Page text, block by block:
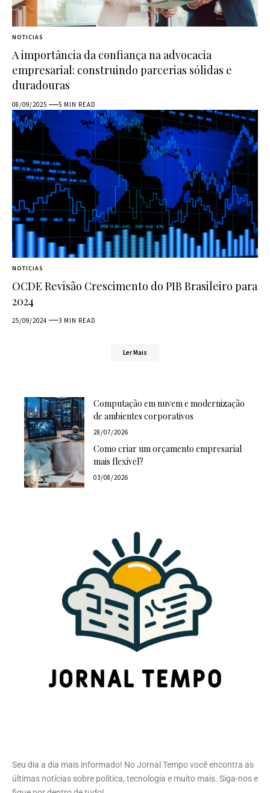
NOTICIAS
A importância da confiança na advocacia
empresarial: construindo parcerias sólidas e
duradouras
08/09/2025 5 MIN READ
NOTICIAS
OCDE Revisão Crescimento do PIB Brasileiro para
2024
25/09/2024 3 MIN READ
Ler Mais
Computação em nuvem e modernização
de ambientes corporativos
28/07/2026
Como criar um orçamento empresarial
mais flexível?
03/08/2026
Seu dia a dia mais informado! No Jornal Tempo você encontra as
últimas notícias sobre política, tecnologia e muito mais. Siga-nos e